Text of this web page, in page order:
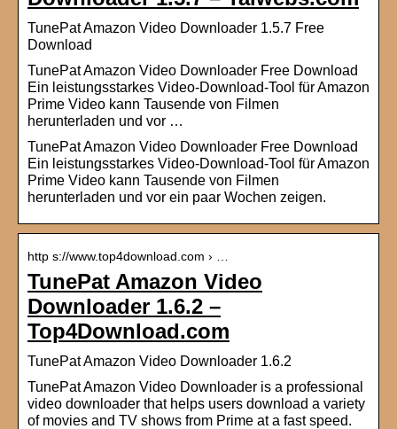
TunePat Amazon Video Downloader 1.5.7 Free
Download
TunePat Amazon Video Downloader Free Download
Ein leistungsstarkes Video-Download-Tool für Amazon
Prime Video kann Tausende von Filmen
herunterladen und vor …
TunePat Amazon Video Downloader Free Download
Ein leistungsstarkes Video-Download-Tool für Amazon
Prime Video kann Tausende von Filmen
herunterladen und vor ein paar Wochen zeigen.
http s://www.top4download.com › …
TunePat Amazon Video
Downloader 1.6.2 –
Top4Download.com
TunePat Amazon Video Downloader 1.6.2
TunePat Amazon Video Downloader is a professional
video downloader that helps users download a variety
of movies and TV shows from Prime at a fast speed.